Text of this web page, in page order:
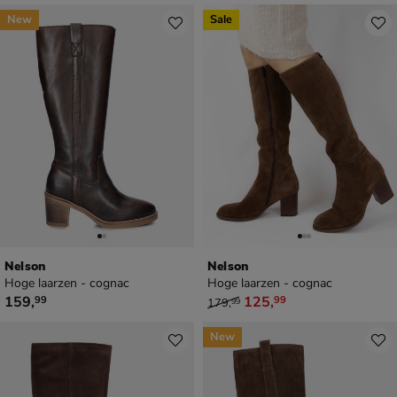
Nelson
Hoge laarzen - cognac
€ 159,99
159,99
New
Nelson
Hoge laarzen - cognac
van € 179,99 voor € 125,99
179,99 125,99
Sale
New